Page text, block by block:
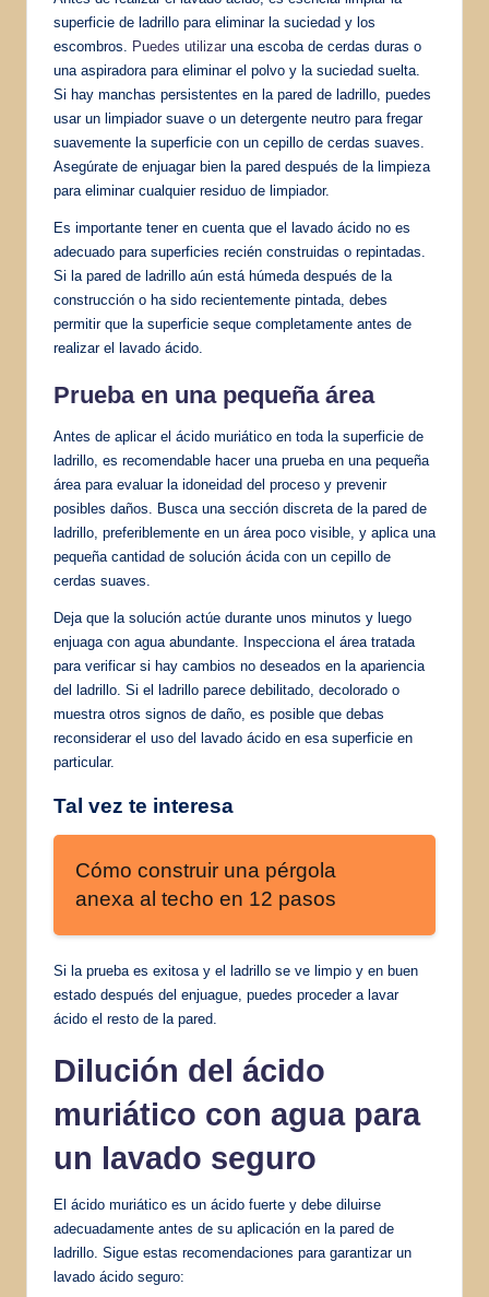
superficie de ladrillo para eliminar la suciedad y los
escombros.
Puedes utilizar una escoba de cerdas duras o
una aspiradora para eliminar el polvo y la suciedad suelta.
Si hay manchas persistentes en la pared de ladrillo, puedes
usar un limpiador suave o un detergente neutro para fregar
suavemente la superficie con un cepillo de cerdas suaves.
Asegúrate de enjuagar bien la pared después de la limpieza
para eliminar cualquier residuo de limpiador.
Es importante tener en cuenta que el lavado ácido no es
adecuado para superficies recién construidas o repintadas.
Si la pared de ladrillo aún está húmeda después de la
construcción o ha sido recientemente pintada, debes
permitir que la superficie seque completamente antes de
realizar el lavado ácido.
Prueba en una pequeña área
Antes de aplicar el ácido muriático en toda la superficie de
ladrillo, es recomendable hacer una prueba en una pequeña
área para evaluar la idoneidad del proceso y prevenir
posibles daños. Busca una sección discreta de la pared de
ladrillo, preferiblemente en un área poco visible, y aplica una
pequeña cantidad de solución ácida con un cepillo de
cerdas suaves.
Deja que la solución actúe durante unos minutos y luego
enjuaga con agua abundante. Inspecciona el área tratada
para verificar si hay cambios no deseados en la apariencia
del ladrillo. Si el ladrillo parece debilitado, decolorado o
muestra otros signos de daño, es posible que debas
reconsiderar el uso del lavado ácido en esa superficie en
particular.
Tal vez te interesa
Cómo construir una pérgola
anexa al techo en 12 pasos
Si la prueba es exitosa y el ladrillo se ve limpio y en buen
estado después del enjuague, puedes proceder a lavar
ácido el resto de la pared.
Dilución del ácido
muriático con agua para
un lavado seguro
El ácido muriático es un ácido fuerte y debe diluirse
adecuadamente antes de su aplicación en la pared de
ladrillo. Sigue estas recomendaciones para garantizar un
lavado ácido seguro: